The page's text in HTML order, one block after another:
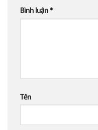
Bình luận*
Tên